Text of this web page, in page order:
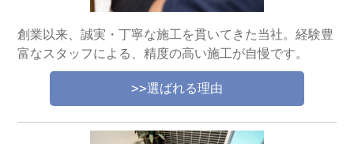
創業以来、誠実・丁寧な施工を貫いてきた当社。経験豊
富なスタッフによる、精度の高い施工が自慢です。
>>選ばれる理由